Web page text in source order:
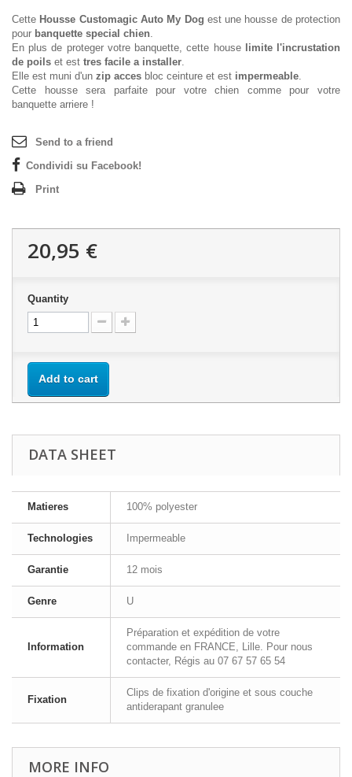
Cette Housse Customagic Auto My Dog est une housse de protection
pour banquette special chien.
En plus de proteger votre banquette, cette house
limite l'incrustation
de poils et est tres facile a installer.
Elle est muni d'un zip acces bloc ceinture et est impermeable.
Cette housse sera parfaite pour votre chien comme pour votre
banquette arriere !
Send to a friend
Condividi su Facebook!
Print
20,95 €
Quantity
Add to cart
DATA SHEET
Matieres 100% polyester
Technologies Impermeable
Garantie 12 mois
Genre U
Information
Préparation et expédition de votre
commande en FRANCE, Lille. Pour nous
contacter, Régis au 07 67 57 65 54
Fixation
Clips de fixation d'origine et sous couche
antiderapant granulee
MORE INFO